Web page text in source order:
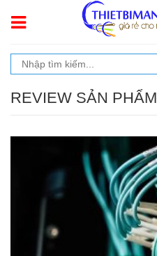
REVIEW SẢN PHẨM